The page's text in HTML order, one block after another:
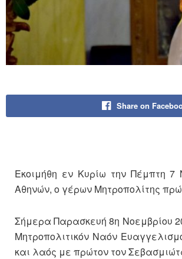
Share on
Εκοιμήθη εν Κυρίω την Πέμπτη 7
Αθηνών, ο γέρων Μητροπολίτης
Σήμερα Παρασκευή 8η Νοεμβρίου
Μητροπολιτικόν Ναόν
και λαός με πρώτον τον